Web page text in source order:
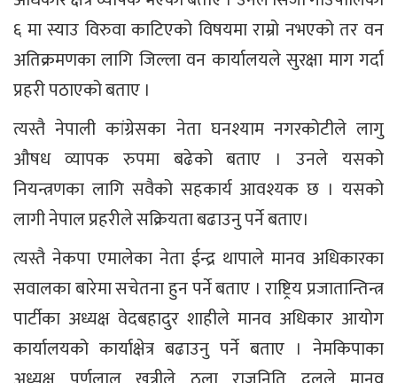
६ मा स्याउ विरुवा काटिएको विषयमा राम्रो नभएको तर वन
अतिक्रमणका लागि जिल्ला वन कार्यालयले सुरक्षा माग गर्दा
प्रहरी पठाएको बताए ।
त्यस्तै नेपाली कांग्रेसका नेता घनश्याम नगरकोटीले लागु
औषध व्यापक रुपमा बढेको बताए । उनले यसको
नियन्त्रणका लागि सवैको सहकार्य आवश्यक छ । यसको
लागी नेपाल प्रहरीले सक्रियता बढाउनु पर्ने बताए।
त्यस्तै नेकपा एमालेका नेता ईन्द्र थापाले मानव अधिकारका
सवालका बारेमा सचेतना हुन पर्ने बताए । राष्ट्रिय प्रजातान्तिन्त्र
पार्टीका अध्यक्ष वेदबहादुर शाहीले मानव अधिकार आयोग
कार्यालयको कार्याक्षेत्र बढाउनु पर्ने बताए । नेमकिपाका